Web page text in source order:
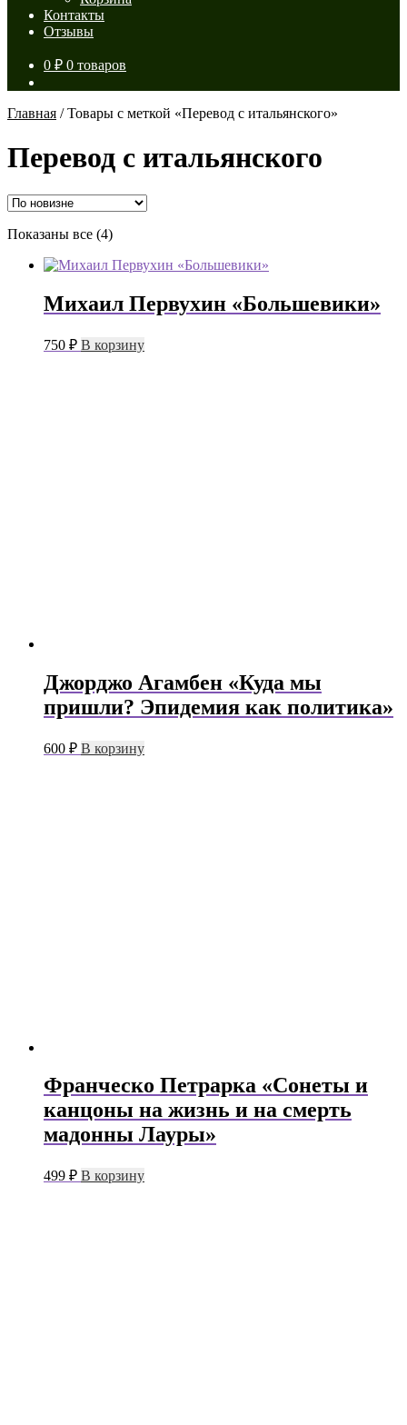
Контакты
Отзывы
0 ₽ 0 товаров
Главная /Товары с меткой «Перевод с итальянского»
Перевод с итальянского
Показаны все (4)Сортировка:
недавние
Михаил Первухин «Большевики»
750 ₽ В корзину
Джорджо Агамбен «Куда мы
пришли? Эпидемия как политика»
600 ₽ В корзину
Франческо Петрарка «Сонеты и
канцоны на жизнь и на смерть
мадонны Лауры»
499 ₽ В корзину